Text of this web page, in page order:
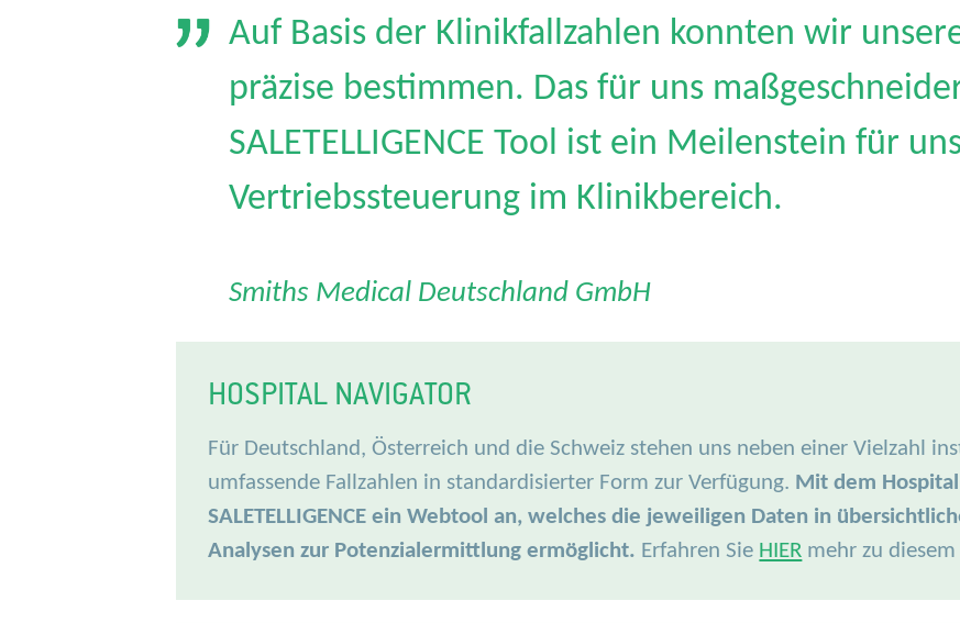
Auf Basis der Klinikfallzahlen konnten wir
präzise bestimmen. Das für uns
SALETELLIGENCE Tool ist ein Meilenstein für
Vertriebssteuerung im Klinikbereich.
Smiths Medical Deutschland GmbH
HOSPITAL NAVIGATOR
Für Deutschland, Österreich und die Schweiz stehen uns neben einer Vielzahl
umfassende Fallzahlen in standardisierter Form zur Verfügung. Mit dem
SALETELLIGENCE ein Webtool an, welches die jeweiligen Daten in
Analysen zur Potenzialermittlung ermöglicht. Erfahren Sie HIER mehr zu diesem